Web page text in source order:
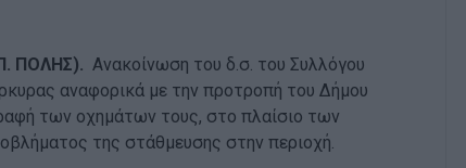
ΠΟΛΗΣ). Ανακοίνωση του δ.σ. του Συλλόγου
αναφορικά με την προτροπή του Δήμου
των οχημάτων τους, στο πλαίσιο των
της στάθμευσης στην περιοχή.